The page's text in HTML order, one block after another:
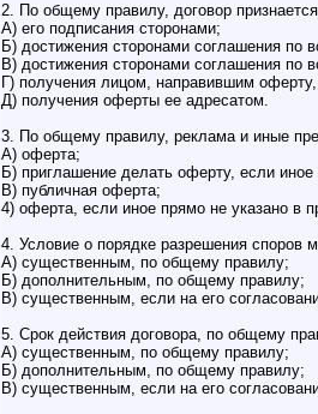
2. По общему правилу, договор
А) его подписания сторонами;
Б) достижения сторонами соглашения по
В) достижения сторонами соглашения по
Г) получения лицом, направившим оферту,
Д) получения оферты ее адресатом.
3. По общему правилу, реклама и иные
А) оферта;
Б) приглашение делать оферту, если
В) публичная оферта;
4) оферта, если иное прямо не указано в
4. Условие о порядке разрешения споров
А) существенным, по общему правилу;
Б) дополнительным, по общему правилу;
В) существенным, если на его
5. Срок действия договора, по общему
А) существенным, по общему правилу;
Б) дополнительным, по общему правилу;
В) существенным, если на его